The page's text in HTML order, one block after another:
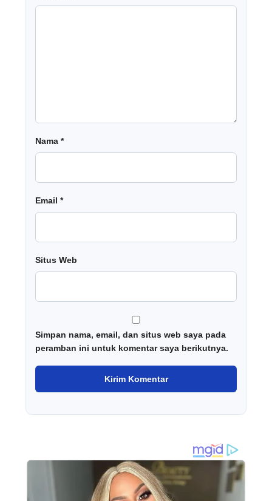
Nama *
Email *
Situs Web
Simpan nama, email, dan situs web saya pada
peramban ini untuk komentar saya berikutnya.